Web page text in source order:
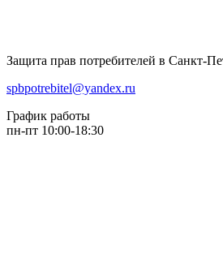
Защита прав потребителей в Санкт-
spbpotrebitel@yandex.ru
График работы
пн-пт 10:00-18:30